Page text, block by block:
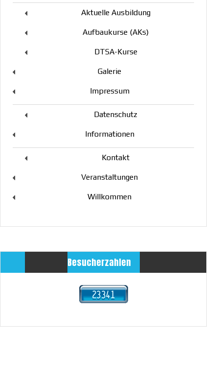
Aktuelle Ausbildung
Aufbaukurse (AKs)
DTSA-Kurse
Galerie
Impressum
Datenschutz
Informationen
Kontakt
Veranstaltungen
Willkommen
Besucherzahlen